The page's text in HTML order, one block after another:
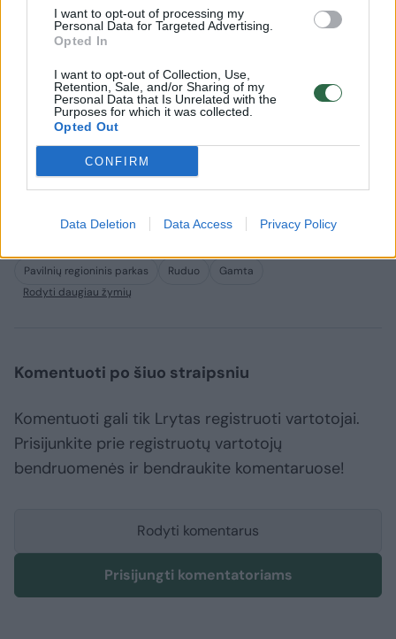
I want to opt-out of processing my
Personal Data for Targeted Advertising.
Opted In
I want to opt-out of Collection, Use,
Retention, Sale, and/or Sharing of my
Personal Data that Is Unrelated with the
Purposes for which it was collected.
Opted Out
CONFIRM
Data Deletion Data Access Privacy Policy
Pavilnių regioninis parkas Ruduo
Gamta
Rodyti daugiau žymių
Komentuoti po šiuo straipsniu
Komentuoti gali tik Lrytas registruoti vartotojai.
Prisijunkite prie registruotų vartotojų
bendruomenės ir bendraukite komentaruose!
Rodyti komentarus
Prisijungti komentatoriams